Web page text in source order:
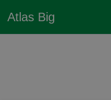
Atlas Big